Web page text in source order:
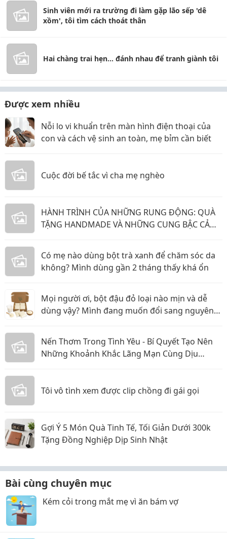
Sinh viên mới ra trường đi làm gặp lão sếp 'dê
xồm', tôi tìm cách thoát thân
Hai chàng trai hẹn... đánh nhau để tranh giành tôi
Được xem nhiều
Nỗi lo vi khuẩn trên màn hình điện thoại của
con và cách vệ sinh an toàn, mẹ bỉm cần biết
Cuộc đời bế tắc vì cha mẹ nghèo
HÀNH TRÌNH CỦA NHỮNG RUNG ĐỘNG: QUÀ
TẶNG HANDMADE VÀ NHỮNG CUNG BẬC CẢM
Có mẹ nào dùng bột trà xanh để chăm sóc da
không? Mình dùng gần 2 tháng thấy khá ổn
Mọi người ơi, bột đậu đỏ loại nào mịn và dễ
dùng vậy? Mình đang muốn đổi sang nguyên
Nến Thơm Trong Tình Yêu - Bí Quyết Tạo Nên
Những Khoảnh Khắc Lãng Mạn Cùng Dịu
Tôi vô tình xem được clip chồng đi gái gọi
Gợi Ý 5 Món Quà Tinh Tế, Tối Giản Dưới 300k
Tặng Đồng Nghiệp Dịp Sinh Nhật
Bài cùng chuyên mục
Kém cỏi trong mắt mẹ vì ăn bám vợ